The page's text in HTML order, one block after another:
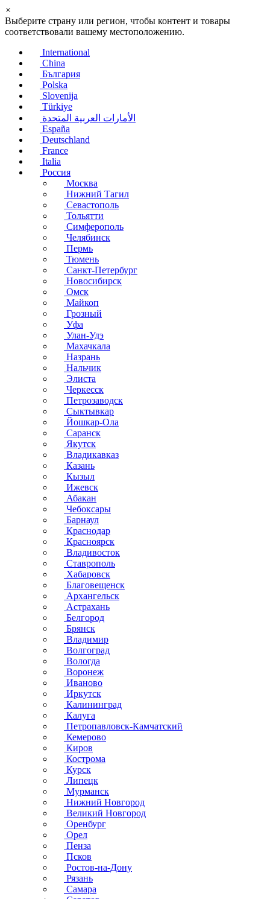
×
Выберите страну или регион, чтобы контент и товары
соответствовали вашему местоположению.
International
China
България
Polska
Slovenija
Türkiye
الأمارات العربية المتحدة
España
Deutschland
France
Italia
Россия
Москва
Нижний Тагил
Севастополь
Тольятти
Симферополь
Челябинск
Пермь
Тюмень
Санкт-Петербург
Новосибирск
Омск
Майкоп
Грозный
Уфа
Улан-Удэ
Махачкала
Назрань
Нальчик
Элиста
Черкесск
Петрозаводск
Сыктывкар
Йошкар-Ола
Саранск
Якутск
Владикавказ
Казань
Кызыл
Ижевск
Абакан
Чебоксары
Барнаул
Краснодар
Красноярск
Владивосток
Ставрополь
Хабаровск
Благовещенск
Архангельск
Астрахань
Белгород
Брянск
Владимир
Волгоград
Вологда
Воронеж
Иваново
Иркутск
Калининград
Калуга
Петропавловск-Камчатский
Кемерово
Киров
Кострома
Курск
Липецк
Мурманск
Нижний Новгород
Великий Новгород
Оренбург
Орел
Пенза
Псков
Ростов-на-Дону
Рязань
Самара